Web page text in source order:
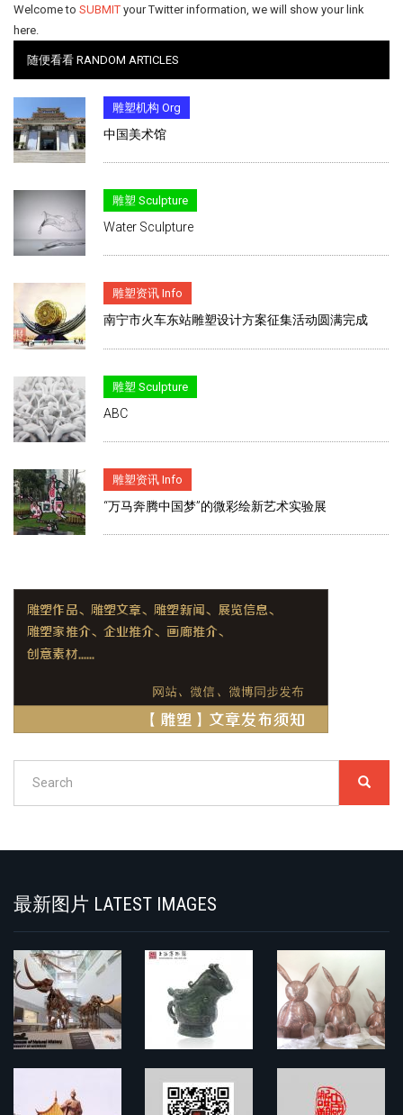
Welcome to SUBMIT your Twitter information, we will show your link
here.
随便看看 RANDOM ARTICLES
雕塑机构 Org
中国美术馆
雕塑 Sculpture
Water Sculpture
雕塑资讯 Info
南宁市火车东站雕塑设计方案征集活动圆满完成
雕塑 Sculpture
ABC
雕塑资讯 Info
“万马奔腾中国梦”的微彩绘新艺术实验展
最新图片 LATEST IMAGES